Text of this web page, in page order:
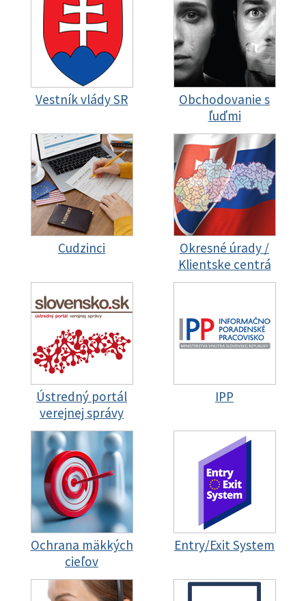
Vestník vlády SR
Obchodovanie s
ľuďmi
Cudzinci
Okresné úrady /
Klientske centrá
Ústredný portál
verejnej správy
IPP
Ochrana mäkkých
cieľov
Entry/Exit System